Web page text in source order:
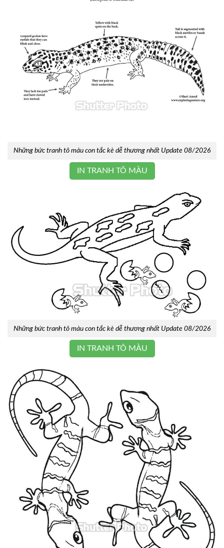
Những bức tranh tô màu con tắc kè dễ thương nhất Update 08/2026
IN TRANH TÔ MÀU
Những bức tranh tô màu con tắc kè dễ thương nhất Update 08/2026
IN TRANH TÔ MÀU